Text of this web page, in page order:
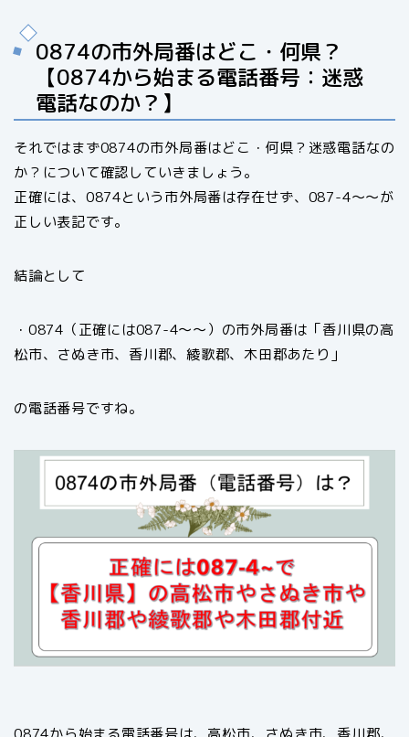
0874の市外局番はどこ・何県？
【0874から始まる電話番号：迷惑
電話なのか？】
それではまず0874の市外局番はどこ・何県？迷惑電話なの
か？について確認していきましょう。
正確には、0874という市外局番は存在せず、087-4～～が
正しい表記です。
結論として
・0874（正確には087-4～～）の市外局番は「香川県の高
松市、さぬき市、香川郡、綾歌郡、木田郡あたり」
の電話番号ですね。